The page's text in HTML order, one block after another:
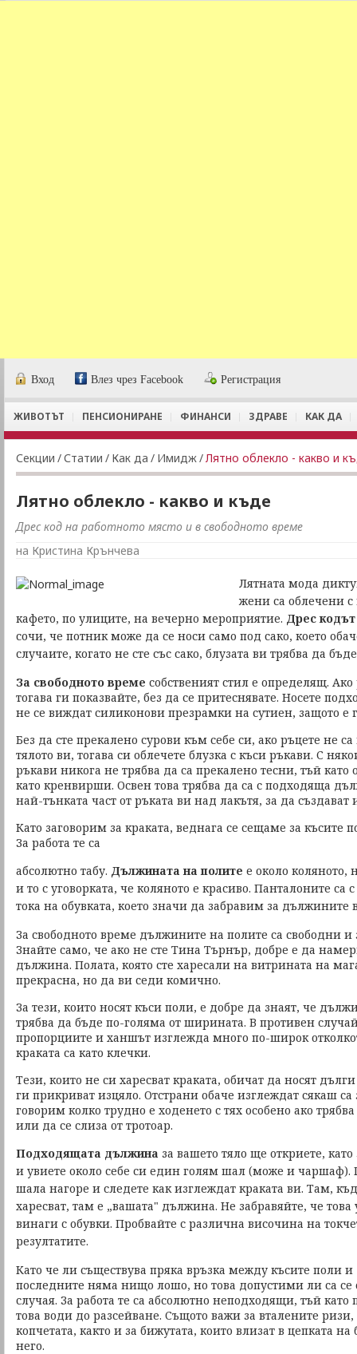
Вход Влез чрез Facebook Регистрация
ЖИВОТЪТ ПЕНСИОНИРАНЕ ФИНАНСИ ЗДРАВЕ КАК ДА
Секции /Статии / Как да / Имидж/Лятно облекло - какво и
Лятно облекло - какво и къде
Дрес код на работното място и в свободното време
на Кристина Крънчева
Лятната мода
жени са облечени с
кафето, по улиците, на вечерно мероприятие. Дрес
сочи, че потник може да се носи само под сако, което
случаите, когато не сте със сако, блузата ви трябва да
За свободното време собственият стил е определящ.
тогава ги показвайте, без да се притеснявате. Носете
не се виждат силиконови презрамки на сутиен, защото е
Без да сте прекалено сурови към себе си, ако ръцете не
тялото ви, тогава си облечете блузка с къси ръкави. С
ръкави никога не трябва да са прекалено тесни, тъй като
като кренвирши. Освен това трябва да са с подходяща
най-тънката част от ръката ви над лакътя, за да
Като заговорим за краката, веднага се сещаме за късите
За работа те са
абсолютно табу. Дължината на полите е около коляното,
и то с уговорката, че коляното е красиво. Панталоните
тока на обувката, което значи да забравим за дължините
За свободното време дължините на полите са свободни и
Знайте само, че ако не сте Тина Търнър, добре е да
дължина. Полата, която сте харесали на витрината на
прекрасна, но да ви седи комично.
За тези, които носят къси поли, е добре да знаят, че
трябва да бъде по-голяма от ширината. В противен
пропорциите и ханшът изглежда много по-широк
краката са като клечки.
Тези, които не си харесват краката, обичат да носят
ги прикриват изцяло. Отстрани обаче изглеждат сякаш
говорим колко трудно е ходенето с тях особено ако
или да се слиза от тротоар.
Подходящата дължина за вашето тяло ще откриете,
и увиете около себе си един голям шал (може и чаршаф).
шала нагоре и следете как изглеждат краката ви. Там,
харесват, там е „вашата" дължина. Не забравяйте, че
винаги с обувки. Пробвайте с различна височина на
резултатите.
Като че ли съществува пряка връзка между късите поли и
последните няма нищо лошо, но това допустими ли са се
случая. За работа те са абсолютно неподходящи, тъй
това води до разсейване. Същото важи за вталените
копчетата, както и за бижутата, които влизат в цепката
него.